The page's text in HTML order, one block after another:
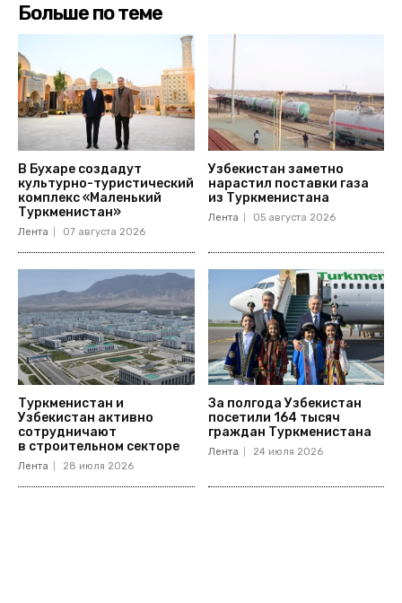
Больше по теме
В Бухаре создадут
культурно-туристический
комплекс «Маленький
Туркменистан»
Лента 07 августа 2026
Узбекистан заметно
нарастил поставки газа
из Туркменистана
Лента 05 августа 2026
Туркменистан и
Узбекистан активно
сотрудничают
в строительном секторе
Лента 28 июля 2026
За полгода Узбекистан
посетили 164 тысяч
граждан Туркменистана
Лента 24 июля 2026